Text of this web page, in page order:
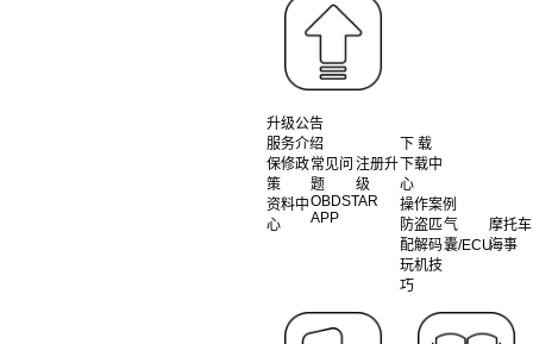
升级公告
服务介绍
保修政
策
常见问
题
注册升
级
资料中
心
OBDSTAR
APP
下 载
下载中
心
操作案例
防盗匹
配解码
气
囊/ECU
摩托车
海事
玩机技
巧